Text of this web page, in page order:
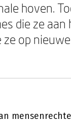
hoven.
die ze aan
op